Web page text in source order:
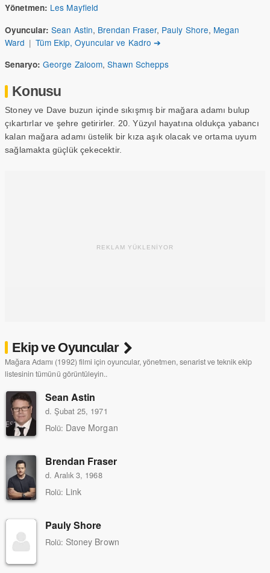
Yönetmen: Les Mayfield
Oyuncular: Sean Astin, Brendan Fraser, Pauly Shore, Megan
Ward | Tüm Ekip, Oyuncular ve Kadro ➔
Senaryo: George Zaloom, Shawn Schepps
Konusu
Stoney ve Dave buzun içinde sıkışmış bir mağara adamı bulup
çıkartırlar ve şehre getirirler. 20. Yüzyıl hayatına oldukça yabancı
kalan mağara adamı üstelik bir kıza aşık olacak ve ortama uyum
sağlamakta güçlük çekecektir.
REKLAM YÜKLENİYOR
Ekip ve Oyuncular
Mağara Adamı (1992) filmi için oyuncular, yönetmen, senarist ve teknik ekip
listesinin tümünü görüntüleyin..
Sean Astin
d. Şubat 25, 1971
Rolü: Dave Morgan
Brendan Fraser
d. Aralık 3, 1968
Rolü: Link
Pauly Shore
Rolü: Stoney Brown